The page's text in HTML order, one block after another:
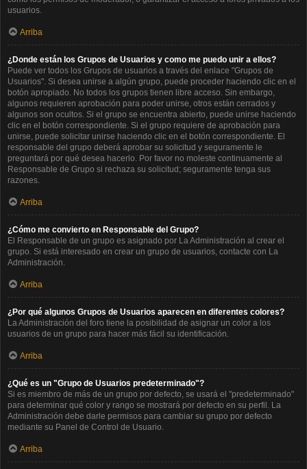
usuarios.
Arriba
¿Donde están los Grupos de Usuarios y como me puedo unir a ellos?
Puede ver todos los Grupos de usuarios a través del enlace "Grupos de
Usuarios". Si desea unirse a algún grupo, puede proceder haciendo clic en el
botón apropiado. No todos los grupos tienen libre acceso. Sin embargo,
algunos requieren aprobación para poder unirse, otros están cerrados y
algunos son ocultos. Si el grupo se encuentra abierto, puede unirse haciendo
clic en el botón correspondiente. Si el grupo requiere de aprobación para
unirse, puede solicitar unirse haciendo clic en el botón correspondiente. El
responsable del grupo deberá aprobar su solicitud y seguramente le
preguntará por qué desea hacerlo. Por favor no moleste continuamente al
Responsable de Grupo si rechaza su solicitud; seguramente tenga sus
razones.
Arriba
¿Cómo me convierto en Responsable del Grupo?
El Responsable de un grupo es asignado por La Administración al crear el
grupo. Si está interesado en crear un grupo de usuarios, contacte con La
Administración.
Arriba
¿Por qué algunos Grupos de Usuarios aparecen en diferentes colores?
La Administración del foro tiene la posibilidad de asignar un color a los
usuarios de un grupo para hacer más fácil su identificación.
Arriba
¿Qué es un "Grupo de Usuarios predeterminado"?
Si es miembro de más de un grupo por defecto, se usará el "predeterminado"
para determinar qué color y rango se mostrará por defecto en su perfil. La
Administración debe darle permisos para cambiar su grupo por defecto
mediante su Panel de Control de Usuario.
Arriba